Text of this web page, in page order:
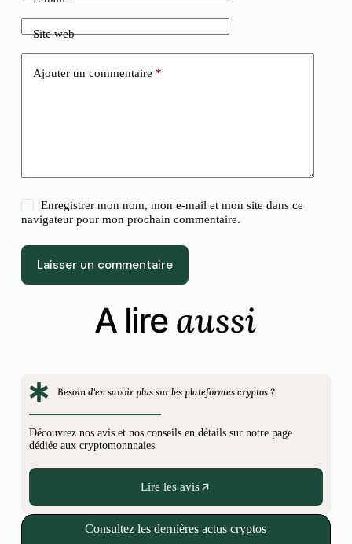
Site web
Ajouter un commentaire *
Enregistrer mon nom, mon e-mail et mon site dans ce
navigateur pour mon prochain commentaire.
Laisser un commentaire
A lire aussi
Besoin d'en savoir plus sur les plateformes cryptos ?
Découvrez nos avis et nos conseils en détails sur notre page
dédiée aux cryptomonnnaies
Lire les avis
Consultez les dernières actus cryptos